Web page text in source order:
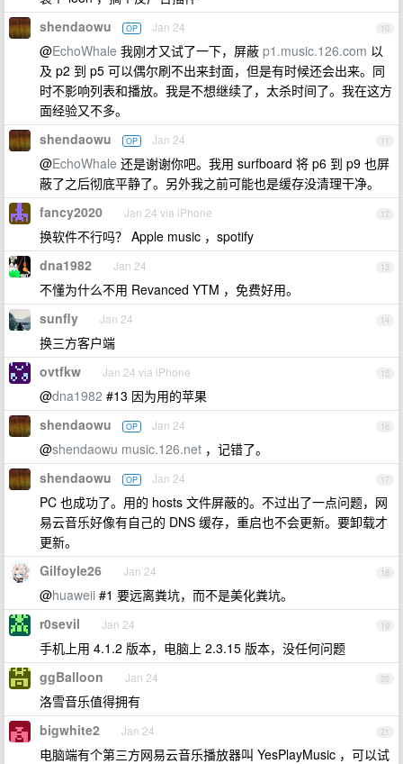
10
shendaowu OP Jan 24
@EchoWhale 我刚才又试了一下，屏蔽 p1.music.126.com 以
及 p2 到 p5 可以偶尔刷不出来封面，但是有时候还会出来。同
时不影响列表和播放。我是不想继续了，太杀时间了。我在这方
面经验又不多。
11
shendaowu OP Jan 24
@EchoWhale 还是谢谢你吧。我用 surfboard 将 p6 到 p9 也屏
蔽了之后彻底平静了。另外我之前可能也是缓存没清理干净。
12
fancy2020 Jan 24 via iPhone
换软件不行吗？ Apple music ，spotify
13
dna1982 Jan 24
不懂为什么不用 Revanced YTM ，免费好用。
14
sunfly Jan 24
换三方客户端
15
ovtfkw Jan 24 via iPhone
@dna1982 #13 因为用的苹果
16
shendaowu OP Jan 24
@shendaowu music.126.net ，记错了。
17
shendaowu OP Jan 24
PC 也成功了。用的 hosts 文件屏蔽的。不过出了一点问题，网
易云音乐好像有自己的 DNS 缓存，重启也不会更新。要卸载才
更新。
18
Gilfoyle26 Jan 24
@huaweii #1 要远离粪坑，而不是美化粪坑。
19
r0sevil Jan 24
手机上用 4.1.2 版本，电脑上 2.3.15 版本，没任何问题
20
ggBalloon Jan 24
洛雪音乐值得拥有
21
bigwhite2 Jan 24
电脑端有个第三方网易云音乐播放器叫 YesPlayMusic ，可以试